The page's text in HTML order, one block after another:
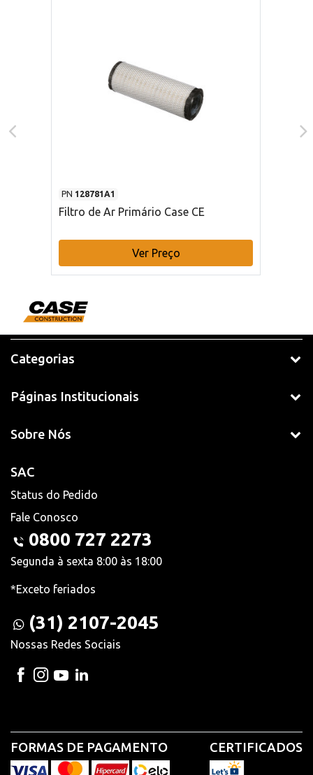
PN 128781A1
Filtro de Ar Primário Case CE
Ver Preço
Categorias
Páginas Institucionais
Sobre Nós
SAC
Status do Pedido
Fale Conosco
0800 727 2273
Segunda à sexta 8:00 às 18:00
*Exceto feriados
(31) 2107-2045
Nossas Redes Sociais
FORMAS DE PAGAMENTO CERTIFICADOS